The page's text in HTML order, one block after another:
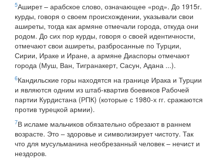
5Аширет – арабское слово, означающее «род». До 1915г.
курды, говоря о своем происхождении, указывали свои
аширеты, тогда как армяне отмечали города, откуда они
родом. До сих пор курды, говоря о своей идентичности,
отмечают свои аширеты, разбросанные по Турции,
Сирии, Ираке и Иране, а армяне Диаспоры отмечают
города (Муш, Ван, Тигранакерт, Сасун, Адана ...).
6Кандильские горы находятся на границе Ирака и Турции
и являются одним из штаб-квартив боевиков Рабочей
партии Курдистана (РПК) (которые с 1980-х гг. сражаются
против турецкой армии).
7В исламе мальчиков обязательно обрезают в раннем
возрасте. Это – здоровье и символизирует чистоту. Так
что для мусульманина необрезанный человек – нечист и
нездоров.